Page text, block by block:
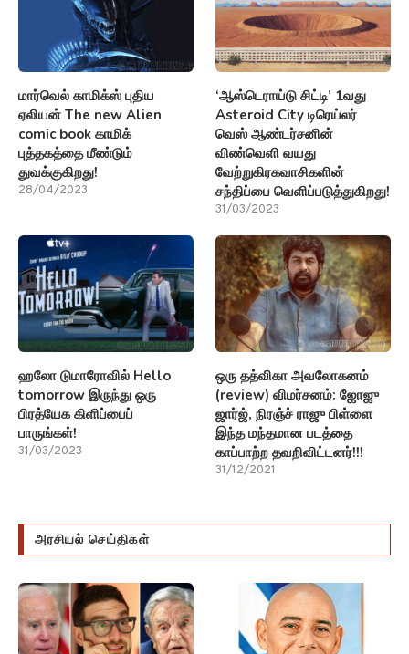
மார்வெல் காமிக்ஸ் புதிய
ஏலியன் The new Alien
comic book காமிக்
புத்தகத்தை மீண்டும்
துவக்குகிறது!
28/04/2023
‘ஆஸ்டெராய்டு சிட்டி’ 1வது
Asteroid City டிரெய்லர்
வெஸ் ஆண்டர்சனின்
விண்வெளி வயது
வேற்றுகிரகவாசிகளின்
சந்திப்பை வெளிப்படுத்துகிறது!
31/03/2023
ஹலோ டுமாரோவில் Hello
tomorrow இருந்து ஒரு
பிரத்யேக கிளிப்பைப்
பாருங்கள்!
31/03/2023
ஒரு தத்விகா அவலோகனம்
(review) விமர்சனம்: ஜோஜு
ஜார்ஜ், நிரஞ்ச் ராஜு பிள்ளை
இந்த மந்தமான படத்தை
காப்பாற்ற தவறிவிட்டனர்!!!
31/12/2021
அரசியல் செய்திகள்